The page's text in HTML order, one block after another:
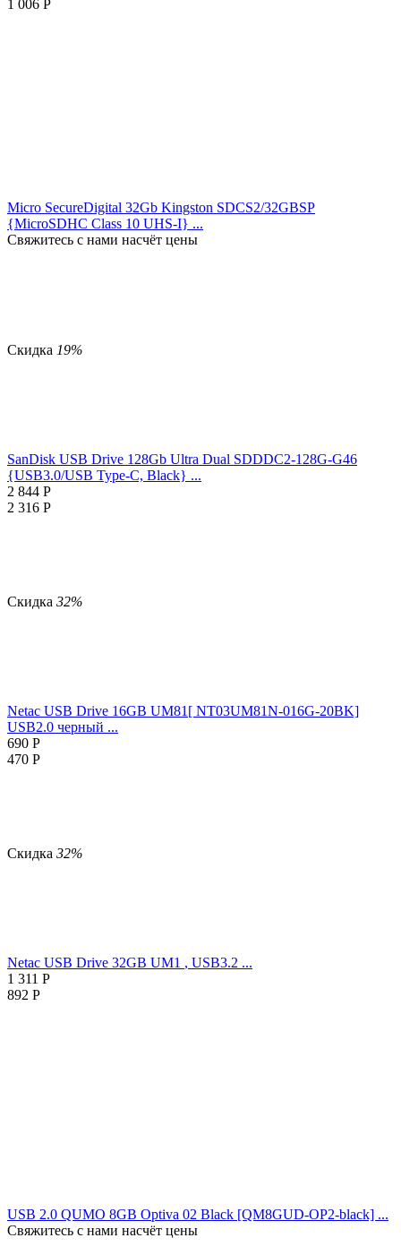
1 006 Р
Micro SecureDigital 32Gb Kingston SDCS2/32GBSP
{MicroSDHC Class 10 UHS-I} ...
Свяжитесь с нами насчёт цены
Скидка 19%
SanDisk USB Drive 128Gb Ultra Dual SDDDC2-128G-G46
{USB3.0/USB Type-C, Black} ...
2 844 Р
2 316 Р
Скидка 32%
Netac USB Drive 16GB UM81[ NT03UM81N-016G-20BK]
USB2.0 черный ...
690 Р
470 Р
Скидка 32%
Netac USB Drive 32GB UM1 , USB3.2 ...
1 311 Р
892 Р
USB 2.0 QUMO 8GB Optiva 02 Black [QM8GUD-OP2-black] ...
Свяжитесь с нами насчёт цены